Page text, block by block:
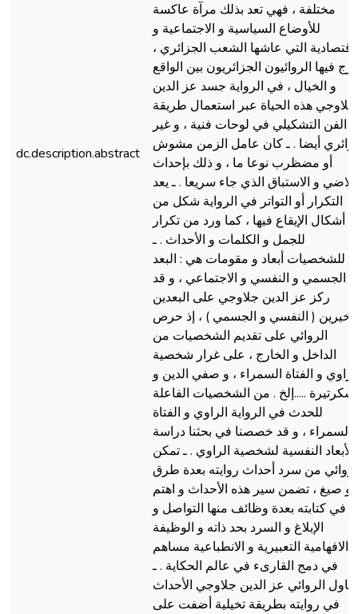
dc.description.abstract
مختلفة ، فهي تعد بذلك مرآة عاكسة
للأوضاع السياسية و الاجتماعية و
التي عاشها الشعب الجزائري ،
فيها الروائيون الجزائريون بين الواقع
و الخيال ، في الرواية جسد عز الدين
جلاوجي هذه الحياة عبر استعمال طريقة
الفن التشكيلي في لوحات فنية ، و غير
أيضا . ـ كان عامل الزمن مشوش
أو مضظرب نوعا ما ، و ذلك بإحداث
الاضي و الاستباق الذي جاء سريعا . ـ يعد
التكرار أو التواتر في الرواية شكل من
أشكال الإيقاع فيها ، كما ورد من تكرار
للجمل و الكلمات و الأحداث . ـ
للشخصيات أبعاد و مقومات هي : البعد
الجسمي و النفسي و الاجتماعي ، و قد
ركز عز الدين جلاوجي على البعدين
( النفسي و الجسمي ) ، إذ حرص
الروائي على تقديم الشخصيات من
الداخل و الخارج ، على غرار شخصية
و الفتاة السمراء ، و صفي الدين و
.....إلخ . من الشخصيات الفاعلة
للحدث في الرواية الراوي و الفتاة
السمراء ، و قد خصصنا في بحثنا دراسة
للأبعاد النفسية لشخصية الراوي . ـ تمكن
من سرد أحداث روايته بعدة طرق
و صيغ ، تضمن سير هذه الأحداث و اهتم
في كتابته بعدة وظائف منها التواصل و
الإبلاغ و السرد بحد ذاته و الوظيفة
الافهامية التعبيرية و الانطباعية مساهم
في دمج القارىء في عالم الحكاية . ـ
تناول الروائي عز الدين جلاوجي الأحداث
في روايته بطريقة تخيلية أضفت على